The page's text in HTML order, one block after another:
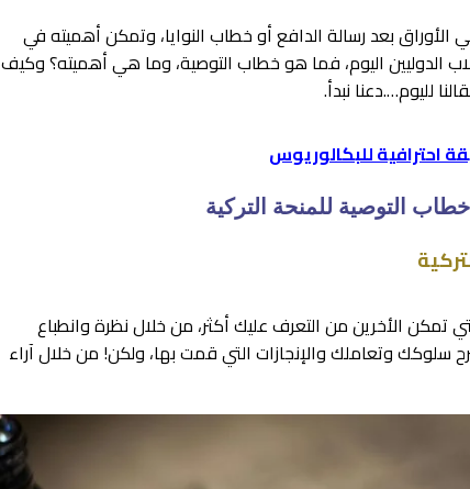
الأوراق بعد رسالة الدافع أو خطاب النوايا، وتمكن أهميته في
الدوليين اليوم، فما هو خطاب التوصية، وما هي أهميته؟ وكيف
لليوم….دعنا نبدأ.
احترافية للبكالوريوس
خطاب التوصية للمنحة التركية
تمكن الأخرين من التعرف عليك أكثر، من خلال نظرة وانطباع
سلوكك وتعاملك والإنجازات التي قمت بها، ولكن! من خلال آراء